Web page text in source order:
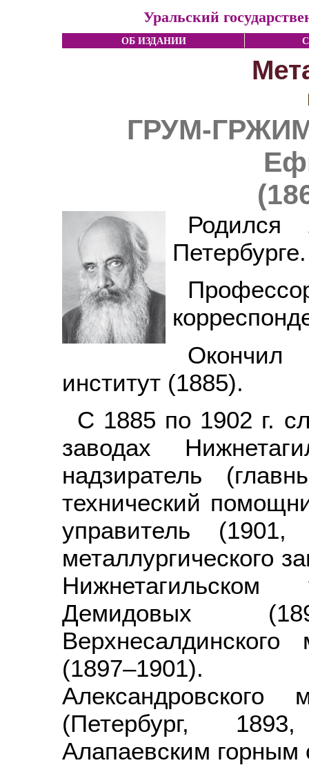
Уральский
ОБ ИЗДАНИИ
ГРУМ-
Петербурге.
Окончил
институт (1885).
С 1885 по 1902 г.
заводах
надзиратель
технический
управитель (1901,
металлургического
Нижнетагильском
Демидовых
Верхнесалдинского
(1897–1901).
Александровского
(Петербург,
Алапаевским горным